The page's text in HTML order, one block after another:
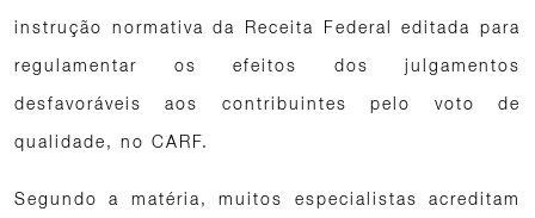
instrução normativa da Receita Federal editada para
regulamentar os efeitos dos julgamentos
desfavoráveis aos contribuintes pelo voto de
qualidade, no CARF.
Segundo a matéria, muitos especialistas acreditam